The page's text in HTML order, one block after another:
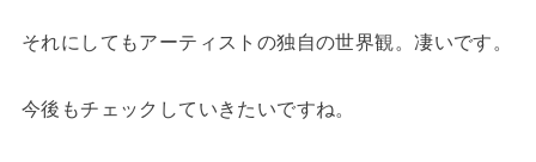
それにしてもアーティストの独自の世界観。凄いです。
今後もチェックしていきたいですね。